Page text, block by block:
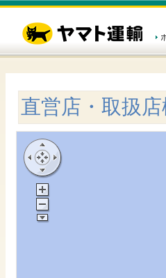
直営店・取扱